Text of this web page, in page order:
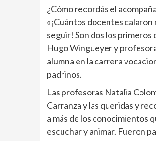
¿Cómo recordás el
«¡Cuántos docentes
seguir! Son dos los
Hugo Wingueyer y
alumna en la carrera
padrinos.
Las profesoras Natalia
Carranza y las queridas y
a más de los conocimientos
escuchar y animar. Fueron